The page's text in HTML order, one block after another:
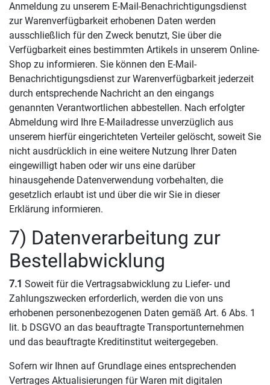
Anmeldung zu unserem E-Mail-Benachrichtigungsdienst
zur Warenverfügbarkeit erhobenen Daten werden
ausschließlich für den Zweck benutzt, Sie über die
Verfügbarkeit eines bestimmten Artikels in unserem Online-
Shop zu informieren. Sie können den E-Mail-
Benachrichtigungsdienst zur Warenverfügbarkeit jederzeit
durch entsprechende Nachricht an den eingangs
genannten Verantwortlichen abbestellen. Nach erfolgter
Abmeldung wird Ihre E-Mailadresse unverzüglich aus
unserem hierfür eingerichteten Verteiler gelöscht, soweit Sie
nicht ausdrücklich in eine weitere Nutzung Ihrer Daten
eingewilligt haben oder wir uns eine darüber
hinausgehende Datenverwendung vorbehalten, die
gesetzlich erlaubt ist und über die wir Sie in dieser
Erklärung informieren.
7) Datenverarbeitung zur
Bestellabwicklung
7.1 Soweit für die Vertragsabwicklung zu Liefer- und
Zahlungszwecken erforderlich, werden die von uns
erhobenen personenbezogenen Daten gemäß Art. 6 Abs. 1
lit. b DSGVO an das beauftragte Transportunternehmen
und das beauftragte Kreditinstitut weitergegeben.
Sofern wir Ihnen auf Grundlage eines entsprechenden
Vertrages Aktualisierungen für Waren mit digitalen